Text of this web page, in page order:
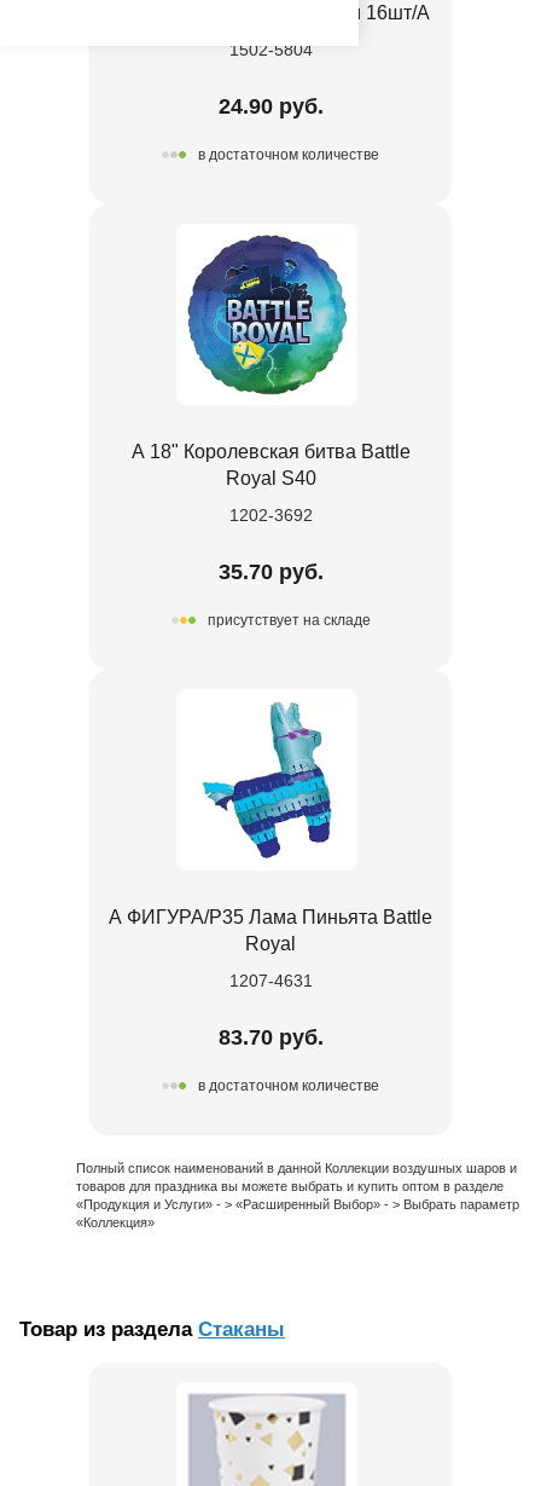
Салфетка Battle Royal 25см 16шт/А
1502-5804
24.90 руб.
в достаточном количестве
А 18" Королевская битва Battle
Royal S40
1202-3692
35.70 руб.
присутствует на складе
А ФИГУРА/P35 Лама Пиньята Battle
Royal
1207-4631
83.70 руб.
в достаточном количестве
Полный список наименований в данной Коллекции воздушных шаров и
товаров для праздника вы можете выбрать и купить оптом в разделе
«Продукция и Услуги» - > «Расширенный Выбор» - > Выбрать параметр
«Коллекция»
Товар из раздела Стаканы